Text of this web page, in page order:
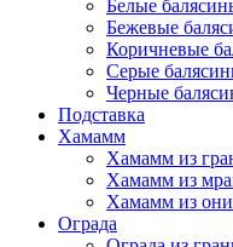
Белые
Бежевые
Коричневые
Серые
Черные
Подставка
Хамамм
Хамамм из
Хамамм из
Хамамм из
Ограда